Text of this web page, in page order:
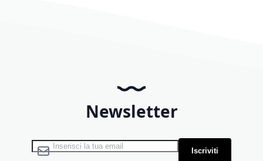
Newsletter
Iscriviti alla nostra Newsletter: Iscriviti